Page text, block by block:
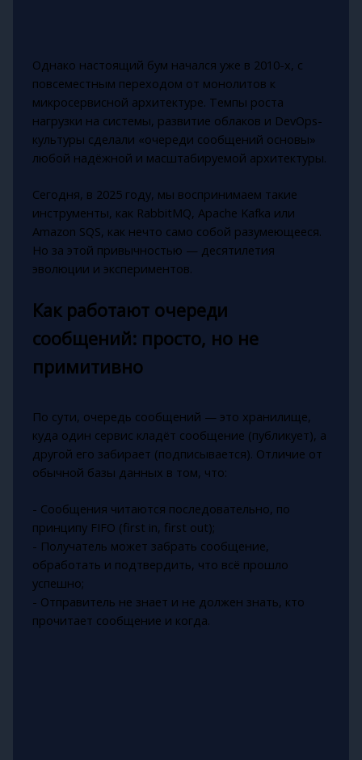
Однако настоящий бум начался уже в 2010-х, с
повсеместным переходом от монолитов к
микросервисной архитектуре. Темпы роста
нагрузки на системы, развитие облаков и DevOps-
культуры сделали «очереди сообщений основы»
любой надёжной и масштабируемой архитектуры.
Сегодня, в 2025 году, мы воспринимаем такие
инструменты, как RabbitMQ, Apache Kafka или
Amazon SQS, как нечто само собой разумеющееся.
Но за этой привычностью — десятилетия
эволюции и экспериментов.
Как работают очереди
сообщений: просто, но не
примитивно
По сути, очередь сообщений — это хранилище,
куда один сервис кладёт сообщение (публикует), а
другой его забирает (подписывается). Отличие от
обычной базы данных в том, что:
- Сообщения читаются последовательно, по
принципу FIFO (first in, first out);
- Получатель может забрать сообщение,
обработать и подтвердить, что всё прошло
успешно;
- Отправитель не знает и не должен знать, кто
прочитает сообщение и когда.